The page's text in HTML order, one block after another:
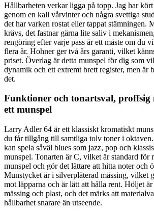
Hållbarheten verkar ligga på topp. Jag har
genom en kall vårvinter och några svettiga
det har varken rostat eller tappat stämningen.
krävs, det fastnar gärna lite saliv i
rengöring efter varje pass är ett måste om du
flera år. Hohner ger två års garanti, vilket
priset. Överlag är detta munspel för dig som
dynamik och ett extremt brett register, men är
det.
Funktioner och tonartsval, proffsig
ett munspel
Larry Adler 64 är ett klassiskt kromatiskt
du får tillgång till samtliga tolv toner i
kan spela såväl blues som jazz, pop och
munspel. Tonarten är C, vilket är standard för
munspel och gör det lättare att hitta noter och
Munstycket är i silverpläterad mässing, vilket
mot läpparna och är lätt att hålla rent. Höljet
mässing och plast, och det märks att
hållbarhet snarare än utseende.